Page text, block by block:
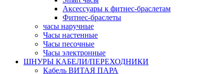
Аксессуары к фитнес-браслетам
Фитнес-браслеты
часы наручные
Часы настенные
Часы песочные
Часы электронные
ШНУРЫ КАБЕЛИ/ПЕРЕХОДНИКИ
Кабель ВИТАЯ ПАРА